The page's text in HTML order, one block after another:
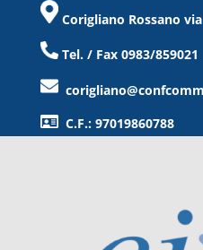
Corigliano Rossano
Tel. / Fax 0983/859021
C.F.: 97019860788